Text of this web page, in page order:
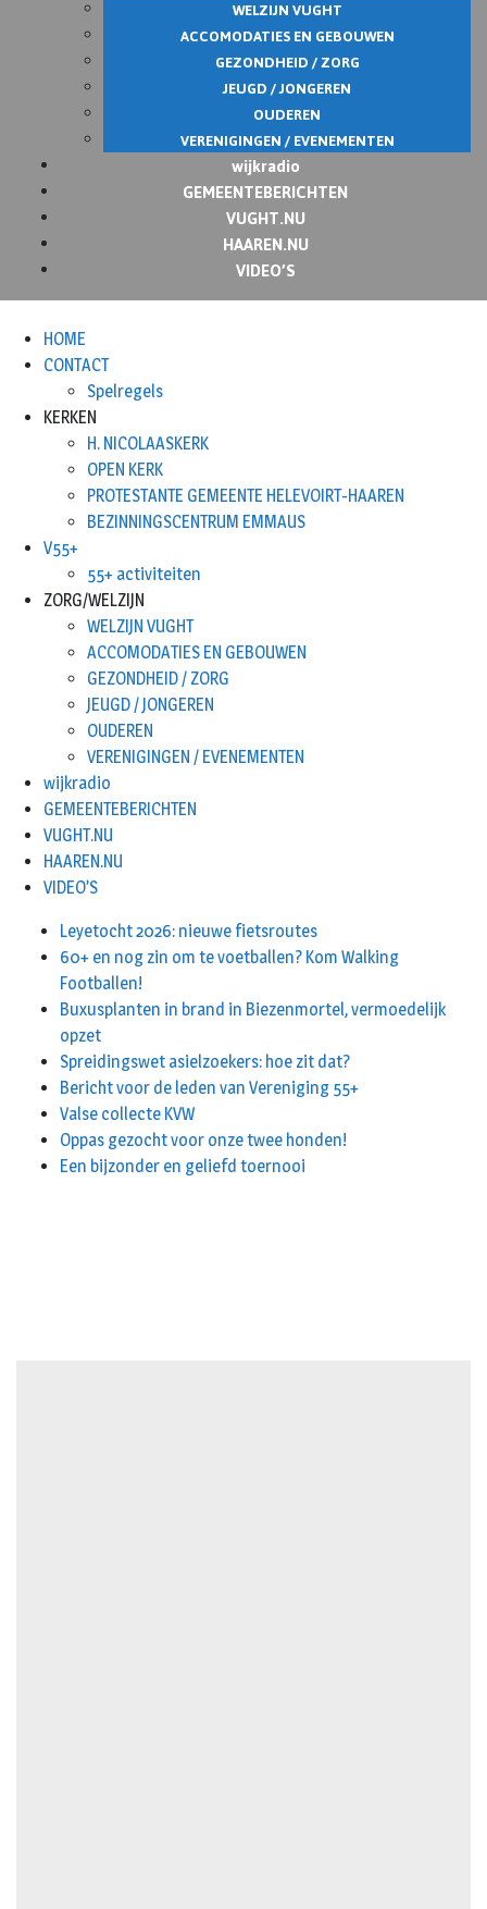
WELZIJN VUGHT
ACCOMODATIES EN GEBOUWEN
GEZONDHEID / ZORG
JEUGD / JONGEREN
OUDEREN
VERENIGINGEN / EVENEMENTEN
wijkradio
GEMEENTEBERICHTEN
VUGHT.NU
HAAREN.NU
VIDEO’S
HOME
CONTACT
Spelregels
KERKEN
H. NICOLAASKERK
OPEN KERK
PROTESTANTE GEMEENTE HELEVOIRT-HAAREN
BEZINNINGSCENTRUM EMMAUS
V55+
55+ activiteiten
ZORG/WELZIJN
WELZIJN VUGHT
ACCOMODATIES EN GEBOUWEN
GEZONDHEID / ZORG
JEUGD / JONGEREN
OUDEREN
VERENIGINGEN / EVENEMENTEN
wijkradio
GEMEENTEBERICHTEN
VUGHT.NU
HAAREN.NU
VIDEO’S
Leyetocht 2026: nieuwe fietsroutes
60+ en nog zin om te voetballen? Kom Walking
Footballen!
Buxusplanten in brand in Biezenmortel, vermoedelijk
opzet
Spreidingswet asielzoekers: hoe zit dat?
Bericht voor de leden van Vereniging 55+
Valse collecte KVW
Oppas gezocht voor onze twee honden!
Een bijzonder en geliefd toernooi